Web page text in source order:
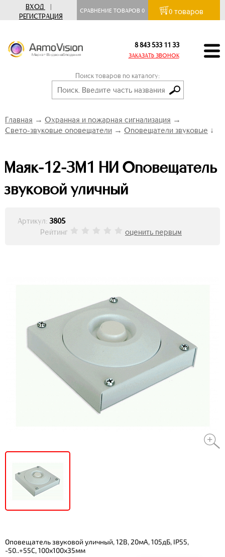
ВХОД
|
РЕГИСТРАЦИЯ
СРАВНЕНИЕ ТОВАРОВ0 0 товаров
8 843 533 11 33
ЗАКАЗАТЬ ЗВОНОК
Поиск товаров по каталогу:
Главная → Охранная и пожарная сигнализация →
Свето-звуковые оповещатели → Оповещатели звуковые ↓
Маяк-12-ЗМ1 НИ Оповещатель
звуковой уличный
Артикул: 3805
Рейтинг
оценить первым
Оповещатель звуковой уличный, 12В, 20мА, 105дБ, IP55,
-50..+55С, 100х100х35мм